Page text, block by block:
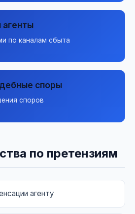
агенты
по каналам сбыта
споры
споров
по претензиям
агенту